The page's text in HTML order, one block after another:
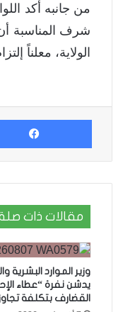
من جانبه أكد
شرف المناسبة
الولاية، معلناً
مقالات ذات
وزير الموارد البشرية
القضارف بتكلفة تجاوزت 27